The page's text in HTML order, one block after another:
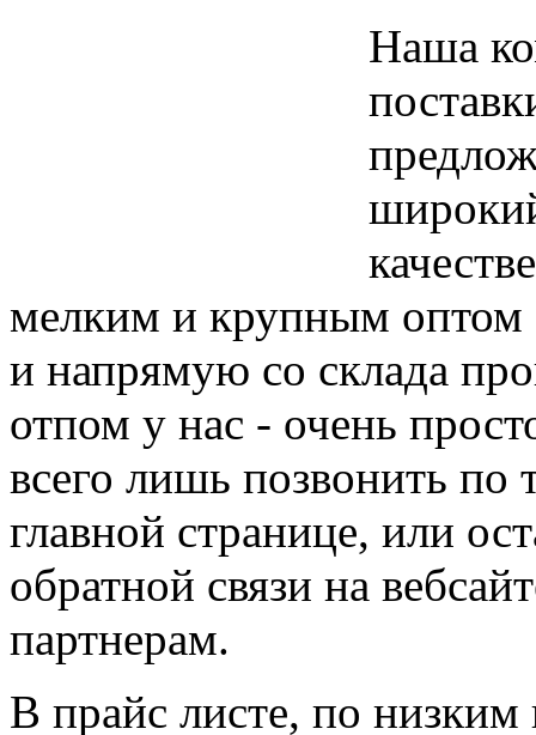
Наша
мелким и крупным оптом
и напрямую со склада
отпом у нас - очень
всего лишь позвонить по
главной странице, или
обратной связи на
партнерам.
В прайс листе, по низким